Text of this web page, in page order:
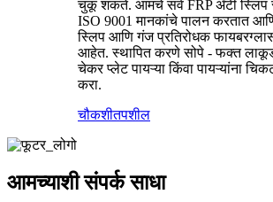
चुकू शकते. आमचे सर्व FRP अँटी स्लिप
ISO 9001 मानकांचे पालन करतात
स्लिप आणि गंज प्रतिरोधक
आहेत. स्थापित करणे सोपे - फक्त
चेकर प्लेट पायऱ्या किंवा पायऱ्यांना
करा.
चौकशीतपशील
आमच्याशी संपर्क साधा